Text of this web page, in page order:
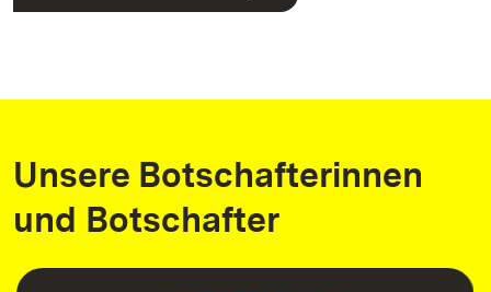
Unsere Botschafterinnen
und Botschafter